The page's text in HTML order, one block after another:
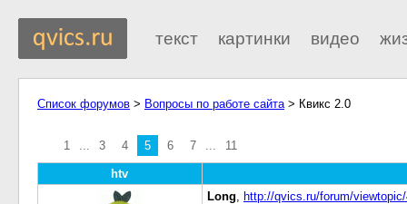
текст картинки видео
Список форумов > Вопросы по работе сайта> Квикс 2.0
1 ... 3 4 5 6 7 ... 11
htv
Long, http://qvics.ru/forum/